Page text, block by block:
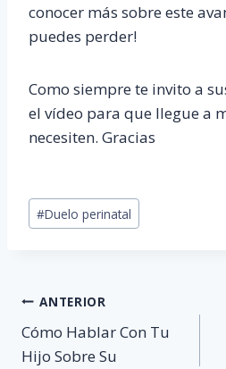
conocer más sobre este
puedes perder!
Como siempre te invito a
el vídeo para que llegue a
necesiten. Gracias
Etiquetas
de
#Duelo perinatal
Navegación
de
ANTERIOR
Cómo Hablar Con Tu
Hijo Sobre Su